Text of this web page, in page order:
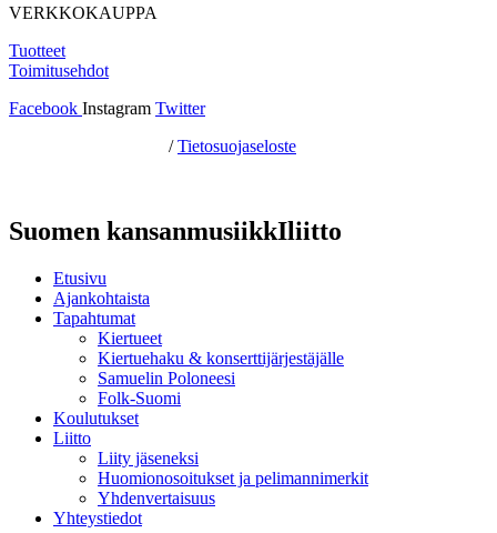
VERKKOKAUPPA
Tuotteet
Toimitusehdot
Facebook Instagram Twitter
/Tietosuojaseloste
Suomen kansanmusiikkIliitto
Etusivu
Ajankohtaista
Tapahtumat
Kiertueet
Kiertuehaku & konserttijärjestäjälle
Samuelin Poloneesi
Folk-Suomi
Koulutukset
Liitto
Liity jäseneksi
Huomionosoitukset ja pelimannimerkit
Yhdenvertaisuus
Yhteystiedot